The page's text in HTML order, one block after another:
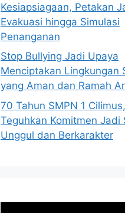
Kesiapsiagaan, Petakan
Evakuasi hingga Simulasi
Penanganan
Stop Bullying Jadi Upaya
Menciptakan Lingkungan
yang Aman dan Ramah
70 Tahun SMPN 1 Cilimus,
Teguhkan Komitmen Jadi
Unggul dan Berkarakter